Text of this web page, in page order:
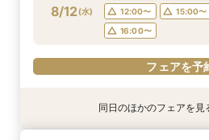
フェアを予約
フェアを予約
フェアを予約
フェアを予約
フェアを予約
フェアを予約
8/12(水)
12:00〜
15:00〜
16:00〜
フェアを予
特典あり同日のほかのフェアを見